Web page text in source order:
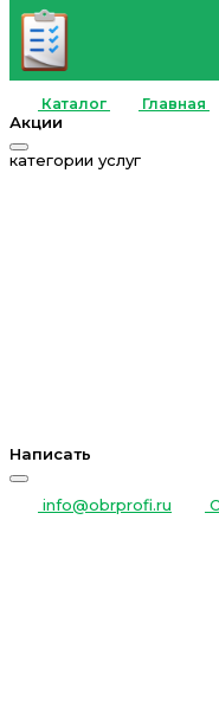
Каталог Главная
Акции
категории услуг
Написать
info@obrprofi.ru